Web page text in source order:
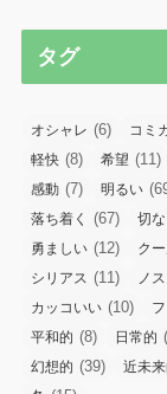
タグ
オシャレ (6) コミ
軽快 (8) 希望 (11)
感動 (7) 明るい
落ち着く (67) 切
勇ましい (12) ク
シリアス (11) ノ
カッコいい (10)
平和的 (8) 日常的
幻想的 (39) 近未